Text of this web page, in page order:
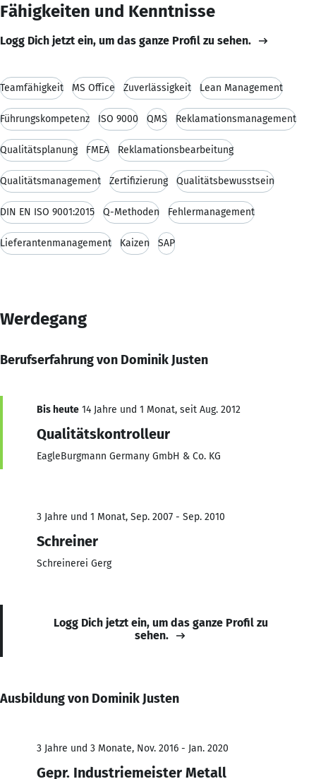
Fähigkeiten und Kenntnisse
Logg Dich jetzt ein, um das ganze Profil zu sehen.
Teamfähigkeit MS Office Zuverlässigkeit Lean Management
Führungskompetenz ISO 9000 QMS Reklamationsmanagement
Qualitätsplanung FMEA Reklamationsbearbeitung
Qualitätsmanagement Zertifizierung Qualitätsbewusstsein
DIN EN ISO 9001:2015 Q-Methoden Fehlermanagement
Lieferantenmanagement Kaizen SAP
Werdegang
Berufserfahrung von Dominik Justen
Bis heute 14 Jahre und 1 Monat, seit Aug. 2012
Qualitätskontrolleur
EagleBurgmann Germany GmbH & Co. KG
3 Jahre und 1 Monat, Sep. 2007 - Sep. 2010
Schreiner
Schreinerei Gerg
Logg Dich jetzt ein, um das ganze Profil zu
sehen.
Ausbildung von Dominik Justen
3 Jahre und 3 Monate, Nov. 2016 - Jan. 2020
Gepr. Industriemeister Metall